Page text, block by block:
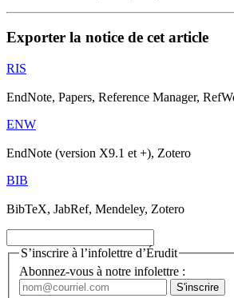
Exporter la notice de cet article
RIS
EndNote, Papers, Reference Manager,
ENW
EndNote (version X9.1 et +), Zotero
BIB
BibTeX, JabRef, Mendeley, Zotero
S’inscrire à l’infolettre d’Érudit
Abonnez-vous à notre infolettre :